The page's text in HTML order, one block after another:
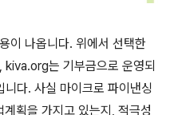
이 나옵니다. 위에서 선택한
는 기부금으로 운영되
다. 사실 마이크로 파이낸싱
획을 가지고 있는지, 적극성